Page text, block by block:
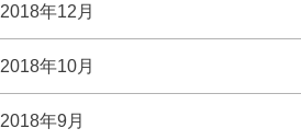
2018年12月
2018年10月
2018年9月